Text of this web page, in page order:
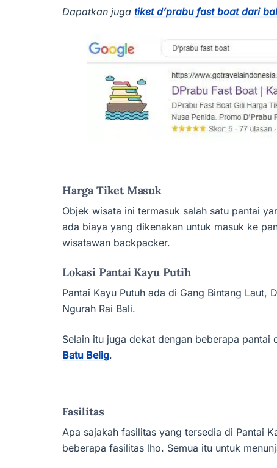
Dapatkan juga tiket d’prabu fast boat dari
Harga Tiket Masuk
Objek wisata ini termasuk salah satu pantai
ada biaya yang dikenakan untuk masuk ke
wisatawan backpacker.
Lokasi Pantai Kayu Putih
Pantai Kayu Putuh ada di Gang Bintang Laut,
Ngurah Rai Bali.
Selain itu juga dekat dengan beberapa pantai
Batu Belig.
Fasilitas
Apa sajakah fasilitas yang tersedia di Pantai
beberapa fasilitas lho. Semua itu untuk